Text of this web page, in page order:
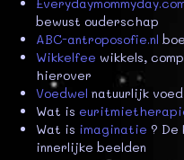
bewust ouderschap
ABC-antroposofie.nl
Wikkelfee wikkels,
hierover
Voedwel natuurlijk
Wat is
Wat is imaginatie ? De
innerlijke beelden